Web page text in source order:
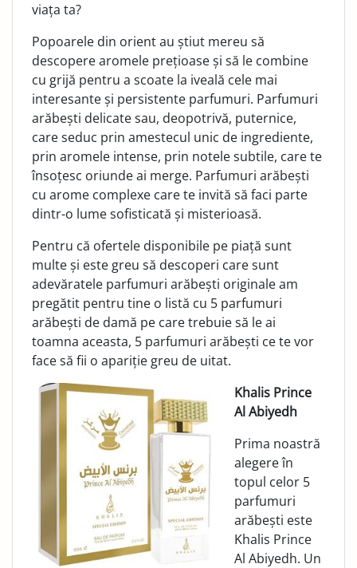
viața ta?
Popoarele din orient au știut mereu să
descopere aromele prețioase și să le combine
cu grijă pentru a scoate la iveală cele mai
interesante și persistente parfumuri. Parfumuri
arăbești delicate sau, deopotrivă, puternice,
care seduc prin amestecul unic de ingrediente,
prin aromele intense, prin notele subtile, care te
însoțesc oriunde ai merge. Parfumuri arăbești
cu arome complexe care te invită să faci parte
dintr-o lume sofisticată și misterioasă.
Pentru că ofertele disponibile pe piață sunt
multe și este greu să descoperi care sunt
adevăratele parfumuri arăbești originale am
pregătit pentru tine o listă cu 5 parfumuri
arăbești de damă pe care trebuie să le ai
toamna aceasta, 5 parfumuri arăbești ce te vor
face să fii o apariție greu de uitat.
Khalis Prince
Al Abiyedh
Prima noastră
alegere în
topul celor 5
parfumuri
arăbești este
Khalis Prince
Al Abiyedh. Un